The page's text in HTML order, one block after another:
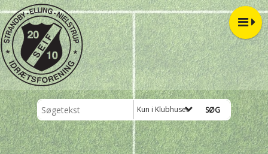
Kun i Klubhuset